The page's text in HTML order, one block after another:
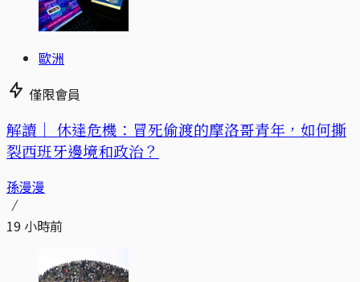
歐洲
僅限會員
解讀｜ 休達危機：冒死偷渡的摩洛哥青年，如何撕
裂西班牙邊境和政治？
孫漫漫
19 小時前